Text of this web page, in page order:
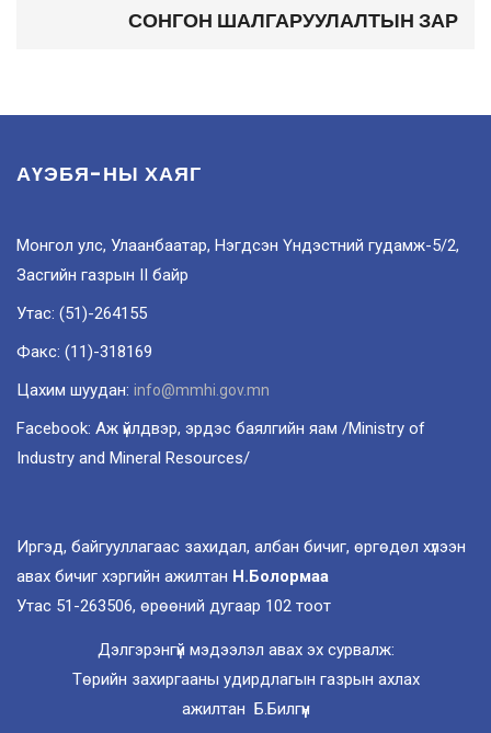
СОНГОН ШАЛГАРУУЛАЛТЫН ЗАР
АҮЭБЯ-НЫ ХАЯГ
Монгол улс, Улаанбаатар, Нэгдсэн Үндэстний гудамж-5/2,
Засгийн газрын II байр
Утас: (51)-264155
Факс: (11)-318169
Цахим шуудан: info@mmhi.gov.mn
Facebook: Аж үйлдвэр, эрдэс баялгийн яам /Ministry of
Industry and Mineral Resources/
Иргэд, байгууллагаас захидал, албан бичиг, өргөдөл хүлээн
авах бичиг хэргийн ажилтан Н.Болормаа
Утас 51-263506, өрөөний дугаар 102 тоот
Дэлгэрэнгүй мэдээлэл авах эх сурвалж:
Төрийн захиргааны удирдлагын газрын ахлах
ажилтан Б.Билгүүн